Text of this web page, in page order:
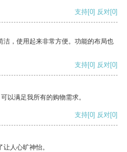
支持[0] 反对[0]
洁，使用起来非常方便。功能的布局也
支持[0] 反对[0]
以满足我所有的购物需求。
支持[0] 反对[0]
人心旷神怡。